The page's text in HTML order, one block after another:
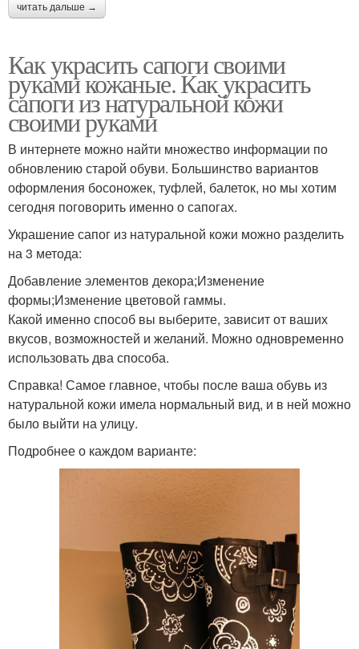
читать дальше →
Как украсить сапоги своими
руками кожаные. Как украсить
сапоги из натуральной кожи
своими руками
В интернете можно найти множество информации по
обновлению старой обуви. Большинство вариантов
оформления босоножек, туфлей, балеток, но мы хотим
сегодня поговорить именно о сапогах.
Украшение сапог из натуральной кожи можно разделить
на 3 метода:
Добавление элементов декора;Изменение
формы;Изменение цветовой гаммы.
Какой именно способ вы выберите, зависит от ваших
вкусов, возможностей и желаний. Можно одновременно
использовать два способа.
Справка! Самое главное, чтобы после ваша обувь из
натуральной кожи имела нормальный вид, и в ней можно
было выйти на улицу.
Подробнее о каждом варианте: